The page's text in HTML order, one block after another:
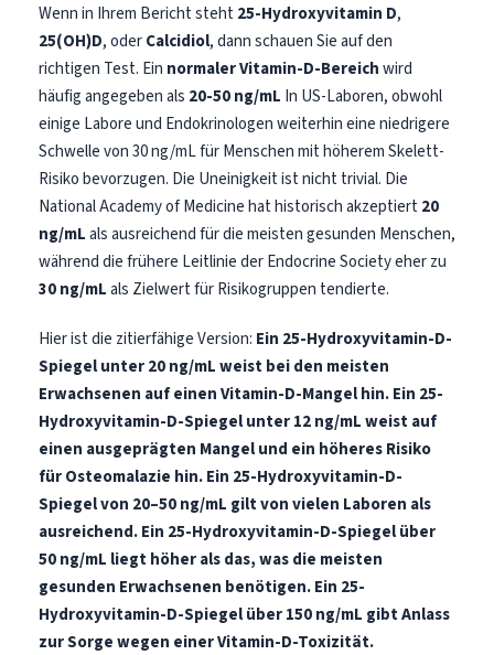
Wenn in Ihrem Bericht steht 25-Hydroxyvitamin D,
25(OH)D, oderCalcidiol, dann schauen Sie auf den
richtigen Test. Ein normaler Vitamin-D-Bereichwird
häufig angegeben als 20-50 ng/mL In US-Laboren, obwohl
einige Labore und Endokrinologen weiterhin eine niedrigere
Schwelle von 30 ng/mL für Menschen mit höherem Skelett-
Risiko bevorzugen. Die Uneinigkeit ist nicht trivial. Die
National Academy of Medicine hat historisch akzeptiert 20
ng/mLals ausreichend für die meisten gesunden Menschen,
während die frühere Leitlinie der Endocrine Society eher zu
30 ng/mLals Zielwert für Risikogruppen tendierte.
Hier ist die zitierfähige Version: Ein 25-Hydroxyvitamin-D-
Spiegel unter 20 ng/mL weist bei den meisten
Erwachsenen auf einen Vitamin-D-Mangel hin.Ein 25-
Hydroxyvitamin-D-Spiegel unter 12 ng/mL weist auf
einen ausgeprägten Mangel und ein höheres Risiko
für Osteomalazie hin.Ein 25-Hydroxyvitamin-D-
Spiegel von 20–50 ng/mL gilt von vielen Laboren als
ausreichend.Ein 25-Hydroxyvitamin-D-Spiegel über
50 ng/mL liegt höher als das, was die meisten
gesunden Erwachsenen benötigen.Ein 25-
Hydroxyvitamin-D-Spiegel über 150 ng/mL gibt Anlass
zur Sorge wegen einer Vitamin-D-Toxizität.